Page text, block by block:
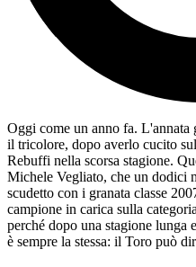
Oggi come un anno fa. L'annata
il tricolore, dopo averlo cucito
Rebuffi nella scorsa stagione.
Michele Vegliato, che un dodici
scudetto con i granata classe
campione in carica sulla
perché dopo una stagione lunga
è sempre la stessa: il Toro può